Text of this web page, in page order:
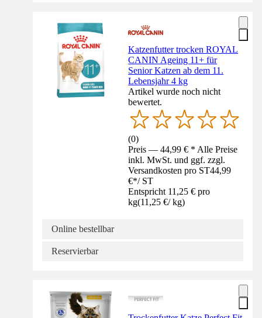
Katzenfutter trocken ROYAL
CANIN Ageing 11+ für
Senior Katzen ab dem 11.
Lebensjahr 4 kg
Artikel wurde noch nicht
bewertet.
(0)
Preis — 44,99 € * Alle Preise
inkl. MwSt. und ggf. zzgl.
Versandkosten pro ST44,99
€*/ ST
Entspricht 11,25 € pro
kg(11,25 €/ kg)
Online bestellbar
Reservierbar